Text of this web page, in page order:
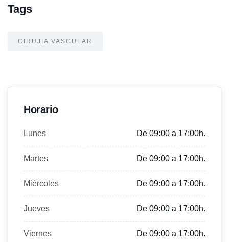
Tags
CIRUJIA VASCULAR
Horario
Lunes De 09:00 a 17:00h.
Martes De 09:00 a 17:00h.
Miércoles De 09:00 a 17:00h.
Jueves De 09:00 a 17:00h.
Viernes De 09:00 a 17:00h.